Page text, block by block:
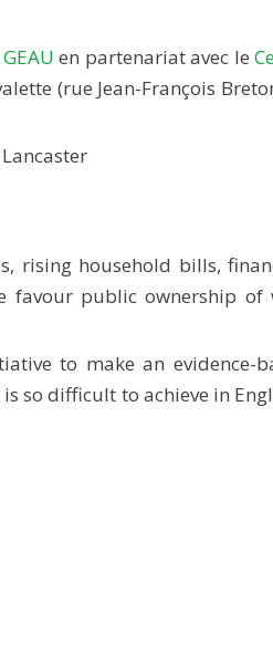
en partenariat avec le
(rue Jean-François
rising household bills,
favour public ownership of
to make an evidence-
so difficult to achieve in